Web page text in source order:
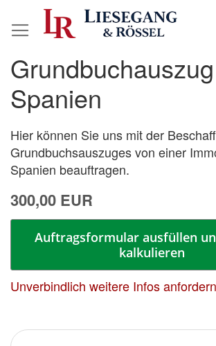
zum
Spanien
Hier können Sie uns mit der
Grundbuchsauszuges von einer
Spanien beauftragen.
300,00 EUR
Auftragsformular ausfüllen
kalkulieren
Unverbindlich weitere Infos anfordern
Zum
Ende
der
Bildergalerie
springen
Zum
Anfang
der
Bildergalerie
springen